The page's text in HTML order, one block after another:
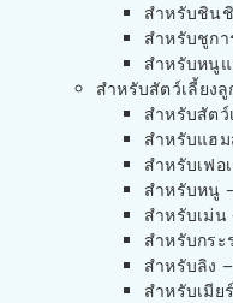
สำหรับชิน
สำหรับชูกา
สำหรับหนู
สำหรับสัตว์เลี้ยง
สำหรับสัตว์
สำหรับแฮม
สำหรับเฟอ
สำหรับหนู
สำหรับเม่น
สำหรับกระ
สำหรับลิง
สำหรับเมีย